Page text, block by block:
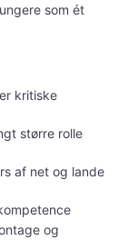
som ét
kritiske
større rolle
af net og lande
og